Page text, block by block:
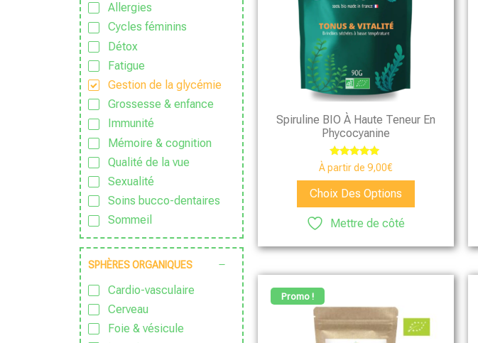
Sans Alcool
Sans colorant
Sans Conservateur
Sans Excipient
Sans Gluten
Sans huile de palme
Sans huile essentielle
Sans lactose
Sans nanoparticules
Sans OGM
Sans parfum
Sans Pesticide
Sans sucre ajouté
Sauvage
Traditionnel
Vegan
Végétarien
Allergies
Cycles féminins
Détox
Fatigue
Gestion de la glycémie
Grossesse & enfance
Immunité
Mémoire & cognition
Qualité de la vue
Sexualité
Soins bucco-dentaires
Sommeil
Sport & Vitalité
Stress
SPHÈRES ORGANIQUES
Cardio-vasculaire
Cerveau
Foie & vésicule
Spiruline BIO À Haute Teneur En
Phycocyanine
Note
4.75
sur 5
À partir de 9,00€
Choix Des Options
Mettre de côté
Promo !